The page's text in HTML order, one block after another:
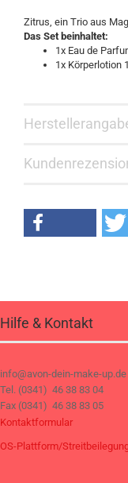
Zitrus, ein Trio aus
Das Set beinhaltet:
1x Eau de
1x Körperlotion
Hilfe & Kontakt
info@avon-dein-make-up.de
Tel. (0341) 46 38 83 04
Fax (0341) 46 38 83 05
Kontaktformular
OS-Plattform/